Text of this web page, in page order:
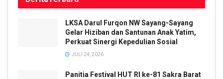
LKSA Darul Furqon NW Sayang-Sayang
Gelar Hiziban dan Santunan Anak Yatim,
Perkuat Sinergi Kepedulian Sosial
JULI 24, 2026
Panitia Festival HUT RI ke-81 Sakra Barat